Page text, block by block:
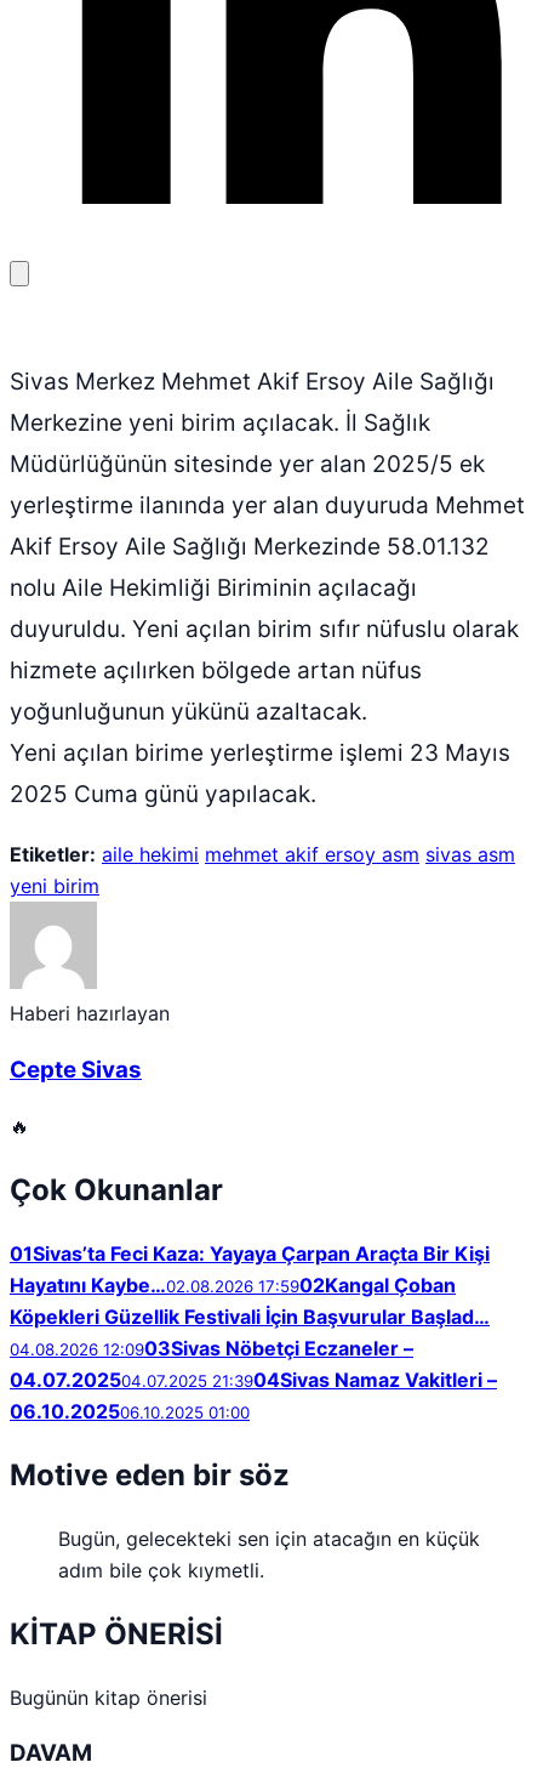
kopyala
Sivas Merkez Mehmet Akif Ersoy Aile Sağlığı
Merkezine yeni birim açılacak. İl Sağlık
Müdürlüğünün sitesinde yer alan 2025/5 ek
yerleştirme ilanında yer alan duyuruda Mehmet
Akif Ersoy Aile Sağlığı Merkezinde 58.01.132
nolu Aile Hekimliği Biriminin açılacağı
duyuruldu. Yeni açılan birim sıfır nüfuslu olarak
hizmete açılırken bölgede artan nüfus
yoğunluğunun yükünü azaltacak.
Yeni açılan birime yerleştirme işlemi 23 Mayıs
2025 Cuma günü yapılacak.
Etiketler: aile hekimi mehmet akif ersoy asm sivas asm
yeni birim
Haberi hazırlayan
Cepte Sivas
🔥
Çok Okunanlar
01Sivas’ta Feci Kaza: Yayaya Çarpan Araçta Bir Kişi
Hayatını Kaybe…02.08.2026 17:5902Kangal Çoban
Köpekleri Güzellik Festivali İçin Başvurular Başlad…
04.08.2026 12:0903Sivas Nöbetçi Eczaneler –
04.07.202504.07.2025 21:3904Sivas Namaz Vakitleri –
06.10.202506.10.2025 01:00
Motive eden bir söz
Bugün, gelecekteki sen için atacağın en küçük
adım bile çok kıymetli.
KİTAP ÖNERİSİ
Bugünün kitap önerisi
DAVAM